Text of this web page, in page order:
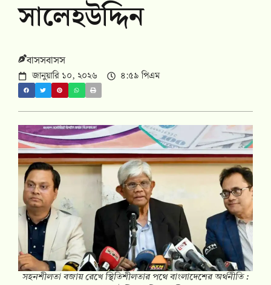
সালেহউদ্দিন
বাসসবাসস
জানুয়ারি ১০, ২০২৬ ৪:৫৯ পিএম
সহনশীলতা বজায় রেখে স্থিতিশীলতার পথে বাংলাদেশের অর্থনীতি :